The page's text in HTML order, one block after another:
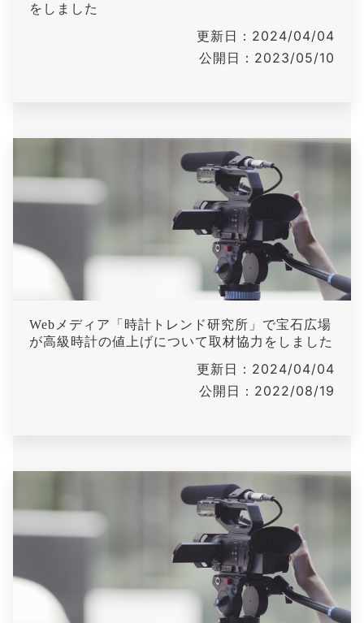
をしました
更新日：2024/04/04
公開日：2023/05/10
Webメディア「時計トレンド研究所」で宝石広場
が高級時計の値上げについて取材協力をしました
更新日：2024/04/04
公開日：2022/08/19